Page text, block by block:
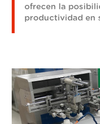
ofrecen la
productividad en